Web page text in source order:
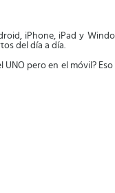
iPhone, iPad y
del día a día.
pero en el móvil?